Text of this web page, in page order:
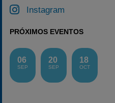
Instagram
PRÓXIMOS EVENTOS
06
SEP
20
SEP
18
OCT